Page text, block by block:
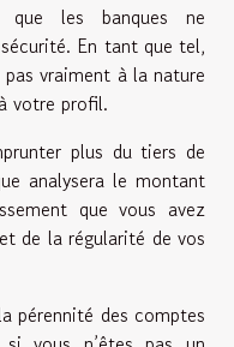
que les banques ne
En tant que tel,
pas vraiment à la nature
votre profil.
plus du tiers de
analysera le montant
que vous avez
de la régularité de vos
pérennité des comptes